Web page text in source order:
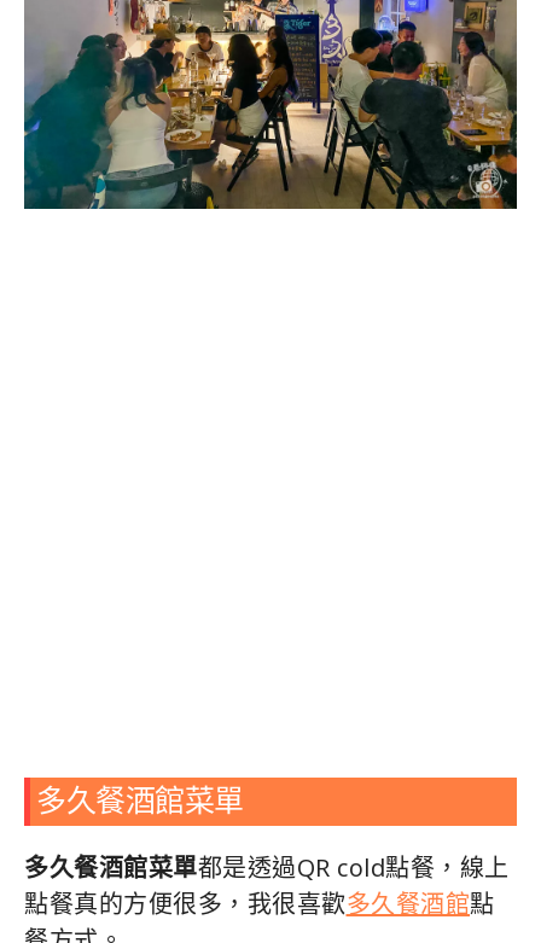
多久餐酒館菜單
多久餐酒館菜單都是透過QR cold點餐，線上
點餐真的方便很多，我很喜歡多久餐酒館點